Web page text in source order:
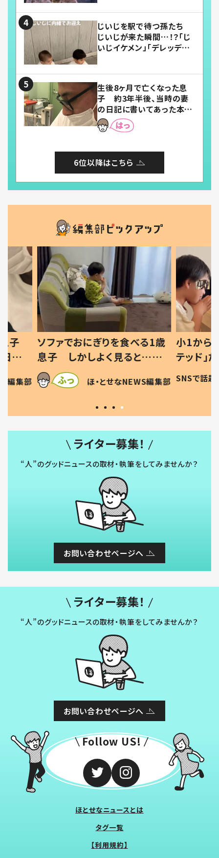
じいじを駅で待つ孫たち
じいじが来た瞬間…！？「じ
いじイケメン」「デレッデレ」
生後8ヶ月で亡くなった息
子 約3年半後、当時の妻
の日記に書いてあった本音
とは
6位以降はこちら
1歳
…母
現行
編集部
小1から不登校、息子は「ギフ
テッド」だった 父が“ウチ給
食”を作り続ける理由とは #令
和の親 #令和の子
SNSで話題 ほ・とせなNEWS編集部
ひ孫に
が、抱
に「涙
方ない」
ライター募集！
“人”のグッドニュースの取材・執筆をしてみませんか？
お問い合わせページへ
ライター募集！
“人”のグッドニュースの取材・執筆をしてみませんか？
お問い合わせページへ
Follow US!
ほとせなニュースとは
タグ一覧
【利用規約】